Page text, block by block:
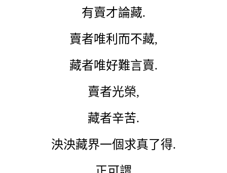
有賣才論藏.
賣者唯利而不藏,
藏者唯好難言賣.
賣者光榮,
藏者辛苦.
泱泱藏界一個求真了得.